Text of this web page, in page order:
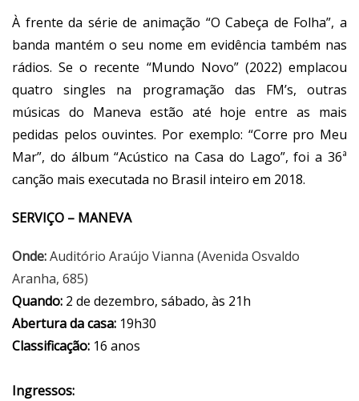
À frente da série de animação “O Cabeça de Folha”, a
banda mantém o seu nome em evidência também nas
rádios. Se o recente “Mundo Novo” (2022) emplacou
quatro singles na programação das FM’s, outras
músicas do Maneva estão até hoje entre as mais
pedidas pelos ouvintes. Por exemplo: “Corre pro Meu
Mar”, do álbum “Acústico na Casa do Lago”, foi a 36ª
canção mais executada no Brasil inteiro em 2018.
SERVIÇO – MANEVA
Onde:Auditório Araújo Vianna (Avenida Osvaldo
Aranha, 685)
Quando: 2 de dezembro, sábado, às 21h
Abertura da casa: 19h30
Classificação: 16 anos
Ingressos: